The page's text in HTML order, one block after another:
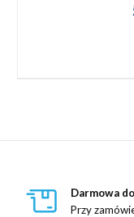
Darmowa
Przy